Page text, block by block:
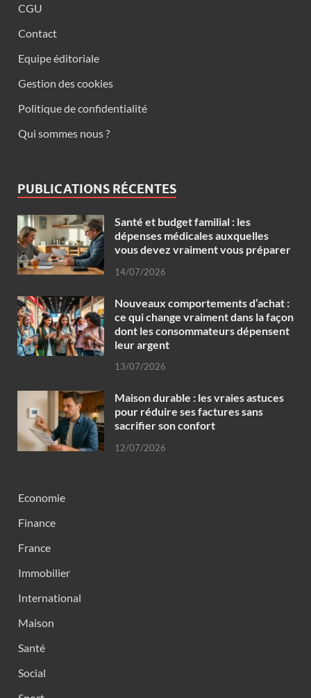
CGU
Contact
Equipe éditoriale
Gestion des cookies
Politique de confidentialité
Qui sommes nous ?
PUBLICATIONS RÉCENTES
Santé et budget familial : les
dépenses médicales auxquelles
vous devez vraiment vous préparer
14/07/2026
Nouveaux comportements d’achat :
ce qui change vraiment dans la façon
dont les consommateurs dépensent
leur argent
13/07/2026
Maison durable : les vraies astuces
pour réduire ses factures sans
sacrifier son confort
12/07/2026
Economie
Finance
France
Immobilier
International
Maison
Santé
Social